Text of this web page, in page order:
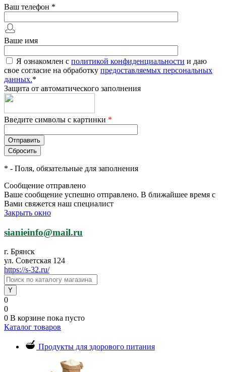
Ваш телефон *
Ваше имя
Я ознакомлен с политикой конфиденциальности и даю
свое согласие на обработку предоставляемых персональных
данных.*
Защита от автоматического заполнения
Введите символы с картинки *
* - Поля, обязательные для заполнения
Сообщение отправлено
Ваше сообщение успешно отправлено. В ближайшее время с
Вами свяжется наш специалист
Закрыть окно
sianieinfo@mail.ru
г. Брянск
ул. Советская 124
https://s-32.ru/
0
0
0 В корзине пока пусто
Каталог товаров
Продукты для здорового питания